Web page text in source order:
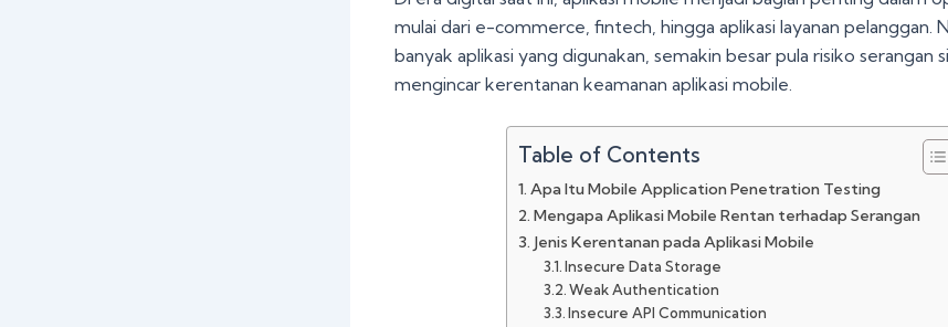
mulai dari e-commerce, fintech, hingga aplikasi layanan pelanggan.
banyak aplikasi yang digunakan, semakin besar pula risiko serangan
mengincar kerentanan keamanan aplikasi mobile.
Table of Contents
Apa Itu Mobile Application Penetration Testing
Mengapa Aplikasi Mobile Rentan terhadap Serangan
Jenis Kerentanan pada Aplikasi Mobile
Insecure Data Storage
Weak Authentication
Insecure API Communication